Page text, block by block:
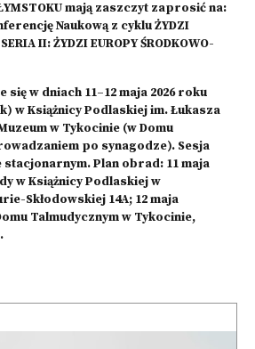
mają zaszczyt zaprosić na:
Naukową z cyklu ŻYDZI
II: ŻYDZI EUROPY ŚRODKOWO-
w dniach 11–12 maja 2026 roku
w Książnicy Podlaskiej im. Łukasza
w Tykocinie (w Domu
po synagodze). Sesja
Plan obrad: 11 maja
w Książnicy Podlaskiej w
Skłodowskiej 14A; 12 maja
Talmudycznym w Tykocinie,